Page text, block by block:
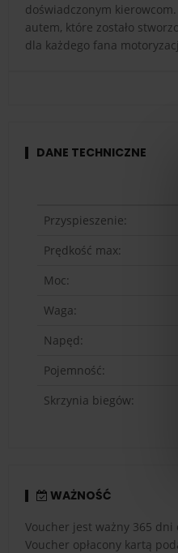
doświadczonym
autem, które zostało
dla każdego fana
DANE TECHNICZNE
Przyspieszenie:
Prędkość max:
Moc:
Waga:
Napęd:
Pojemność:
Skrzynia biegów:
WAŻNOŚĆ
Voucher jest ważny 365 dni
Voucher opłacony kartą